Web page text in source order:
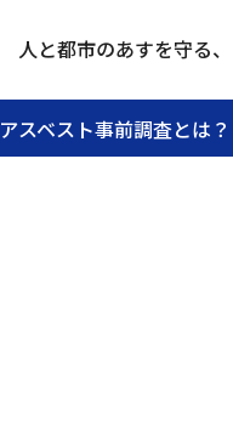
人と都市のあすを守る、
アスベスト事前調査とは？